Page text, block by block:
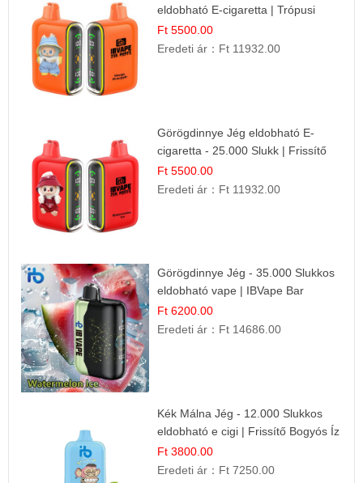
eldobható E-cigaretta | Trópusi
Ízélmény
Ft 5500.00
Eredeti ár： Ft 11932.00
Görögdinnye Jég eldobható E-
cigaretta - 25.000 Slukk | Frissítő
Nyári Íz
Ft 5500.00
Eredeti ár： Ft 11932.00
Görögdinnye Jég - 35.000 Slukkos
eldobható vape | IBVape Bar
Frissítő Nyári Íz
Ft 6200.00
Eredeti ár： Ft 14686.00
Kék Málna Jég - 12.000 Slukkos
eldobható e cigi | Frissítő Bogyós Íz
Ft 3800.00
Eredeti ár： Ft 7250.00